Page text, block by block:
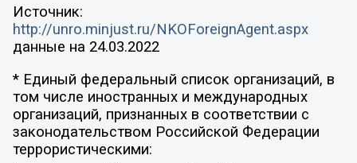
Источник:
http://unro.minjust.ru/NKOForeignAgent.aspx
данные на 24.03.2022
* Единый федеральный список организаций, в
том числе иностранных и международных
организаций, признанных в соответствии с
законодательством Российской Федерации
террористическими: